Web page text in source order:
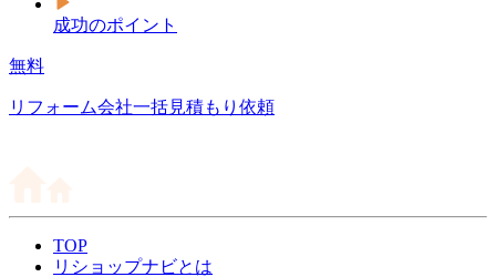
成功のポイント
無料
リフォーム会社一括見積もり依頼
TOP
リショップナビとは